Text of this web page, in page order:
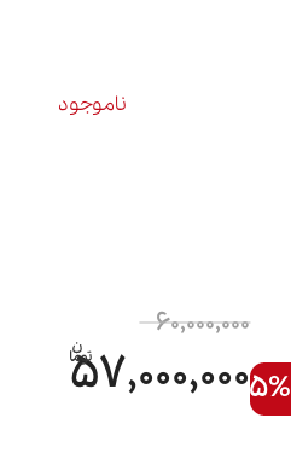
ناموجود
5%
60,000,000
57,000,000